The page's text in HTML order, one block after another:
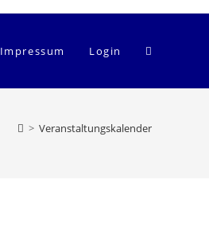
Impressum Login Website-
> Veranstaltungskalender